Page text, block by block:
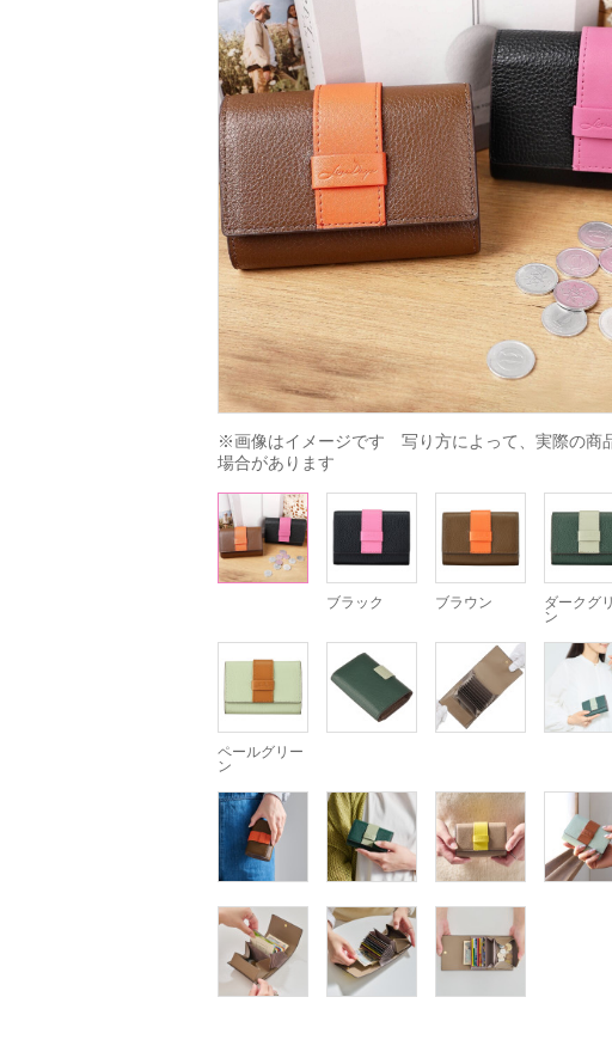
※画像はイメージです　写り方によって、実際の商
場合があります
ブラック ブラウン
ダークグ
ン
ペールグリー
ン